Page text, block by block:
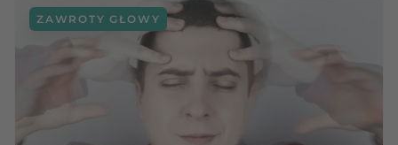
ZAWROTY GŁOWY